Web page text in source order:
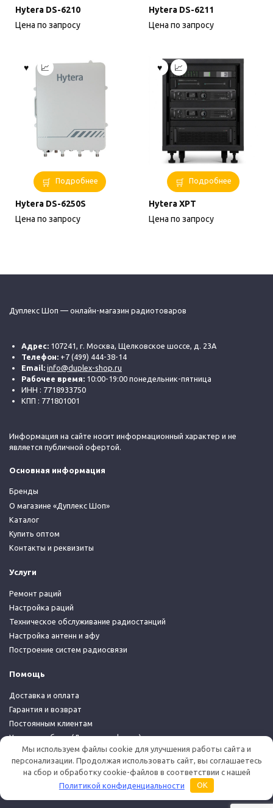
Hytera DS-6210
Цена по запросу
Hytera DS-6211
Цена по запросу
Подробнее
Hytera DS-6250S
Цена по запросу
Подробнее
Hytera XPT
Цена по запросу
Дуплекс Шоп — онлайн-магазин радиотоваров
Адрес: 107241, г. Москва, Щелковское шоссе, д. 23А
Телефон: +7 (499) 444-38-14
Email: info@duplex-shop.ru
Рабочее время: 10:00-19:00 понедельник-пятница
ИНН : 7718933750
КПП : 771801001
Информация на сайте носит информационный характер и не
является публичной офертой.
Основная информация
Бренды
О магазине «Дуплекс Шоп»
Каталог
Купить оптом
Контакты и реквизиты
Услуги
Ремонт раций
Настройка раций
Техническое обслуживание радиостанций
Настройка антенн и афу
Построение систем радиосвязи
Помощь
Доставка и оплата
Гарантия и возврат
Постоянным клиентам
Условия работы (Договор-оферта)
Политика конфиденциальности
© 2026 Дуплекс Шоп
Мы используем файлы cookie для улучшения работы сайта и
персонализации. Продолжая использовать сайт, вы соглашаетесь
на сбор и обработку cookie-файлов в соответствии с нашей
Политикой конфиденциальности
OK